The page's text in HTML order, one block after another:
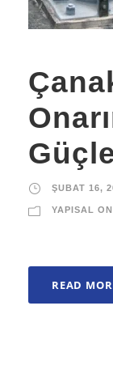
ŞUBAT 16,
YAPISAL
READ